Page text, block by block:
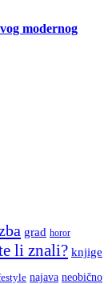
modernog
grad horor
li znali? knjige
najava neobično